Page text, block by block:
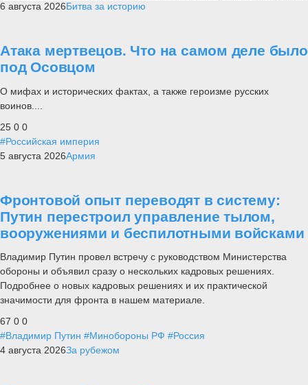
6 августа 2026Битва за историю
Атака мертвецов. Что на самом деле было
под Осовцом
О мифах и исторических фактах, а также героизме русских
воинов....
25 0 0
#Российская империя
5 августа 2026Армия
Фронтовой опыт переводят в систему:
Путин перестроил управление тылом,
вооружениями и беспилотными войсками
Владимир Путин провел встречу с руководством Министерства
обороны и объявил сразу о нескольких кадровых решениях.
Подробнее о новых кадровых решениях и их практической
значимости для фронта в нашем материале.
67 0 0
#Владимир Путин #Минобороны РФ #Россия
4 августа 2026За рубежом